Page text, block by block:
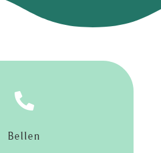

Bellen